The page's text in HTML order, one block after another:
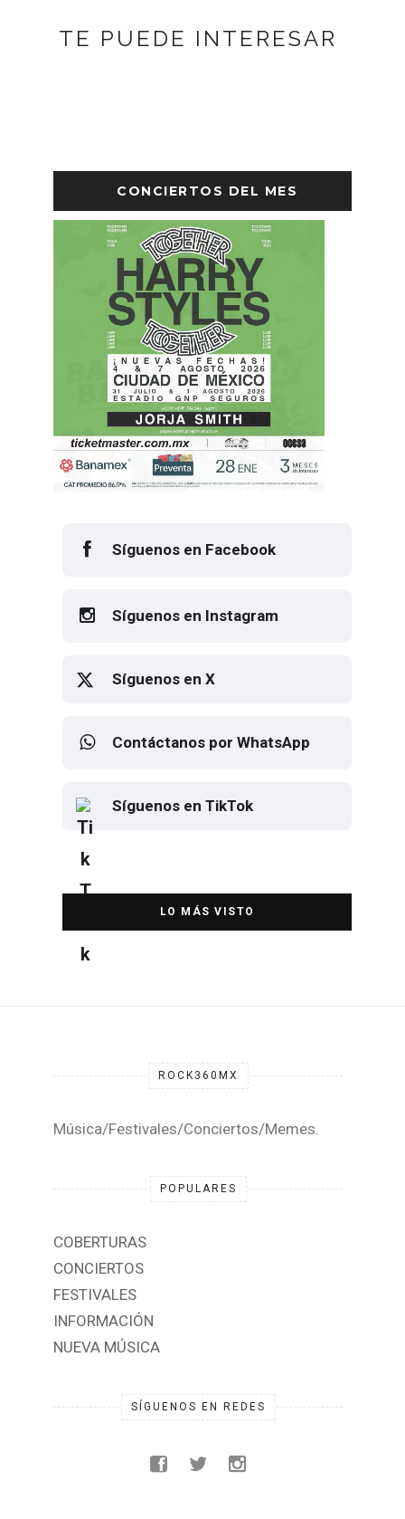
TE PUEDE INTERESAR
CONCIERTOS DEL MES
Síguenos en Facebook
Síguenos en Instagram
Síguenos en X
Contáctanos por WhatsApp
Síguenos en TikTok
DESTACADA
Elton John regresa a CDMX para
despedirse en el Estadio Banorte
ROCK360MX
Música/Festivales/Conciertos/Memes.
POPULARES
COBERTURAS
CONCIERTOS
FESTIVALES
INFORMACIÓN
NUEVA MÚSICA
SÍGUENOS EN REDES